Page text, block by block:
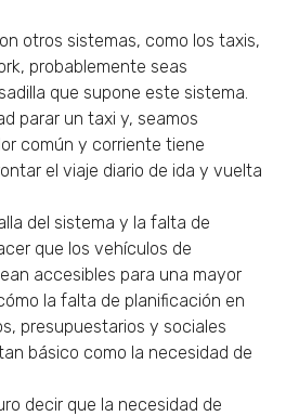
otros sistemas, como los taxis,
probablemente seas
que supone este sistema.
parar un taxi y, seamos
común y corriente tiene
el viaje diario de ida y vuelta
del sistema y la falta de
que los vehículos de
accesibles para una mayor
la falta de planificación en
presupuestarios y sociales
básico como la necesidad de
decir que la necesidad de